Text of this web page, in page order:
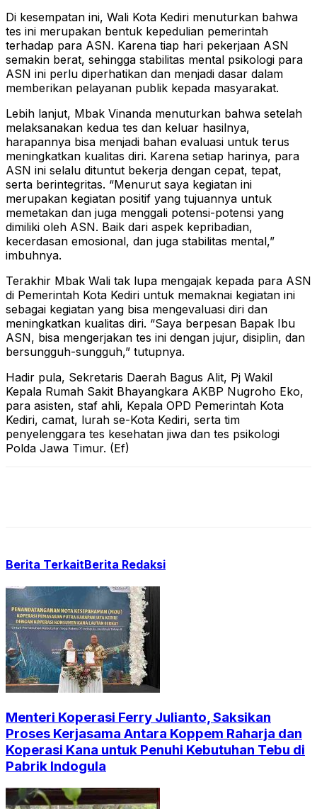
Di kesempatan ini, Wali Kota Kediri menuturkan bahwa
tes ini merupakan bentuk kepedulian pemerintah
terhadap para ASN. Karena tiap hari pekerjaan ASN
semakin berat, sehingga stabilitas mental psikologi para
ASN ini perlu diperhatikan dan menjadi dasar dalam
memberikan pelayanan publik kepada masyarakat.
Lebih lanjut, Mbak Vinanda menuturkan bahwa setelah
melaksanakan kedua tes dan keluar hasilnya,
harapannya bisa menjadi bahan evaluasi untuk terus
meningkatkan kualitas diri. Karena setiap harinya, para
ASN ini selalu dituntut bekerja dengan cepat, tepat,
serta berintegritas. “Menurut saya kegiatan ini
merupakan kegiatan positif yang tujuannya untuk
memetakan dan juga menggali potensi-potensi yang
dimiliki oleh ASN. Baik dari aspek kepribadian,
kecerdasan emosional, dan juga stabilitas mental,”
imbuhnya.
Terakhir Mbak Wali tak lupa mengajak kepada para ASN
di Pemerintah Kota Kediri untuk memaknai kegiatan ini
sebagai kegiatan yang bisa mengevaluasi diri dan
meningkatkan kualitas diri. “Saya berpesan Bapak Ibu
ASN, bisa mengerjakan tes ini dengan jujur, disiplin, dan
bersungguh-sungguh,” tutupnya.
Hadir pula, Sekretaris Daerah Bagus Alit, Pj Wakil
Kepala Rumah Sakit Bhayangkara AKBP Nugroho Eko,
para asisten, staf ahli, Kepala OPD Pemerintah Kota
Kediri, camat, lurah se-Kota Kediri, serta tim
penyelenggara tes kesehatan jiwa dan tes psikologi
Polda Jawa Timur. (Ef)
Berita TerkaitBerita Redaksi
Menteri Koperasi Ferry Julianto, Saksikan
Proses Kerjasama Antara Koppem Raharja dan
Koperasi Kana untuk Penuhi Kebutuhan Tebu di
Pabrik Indogula